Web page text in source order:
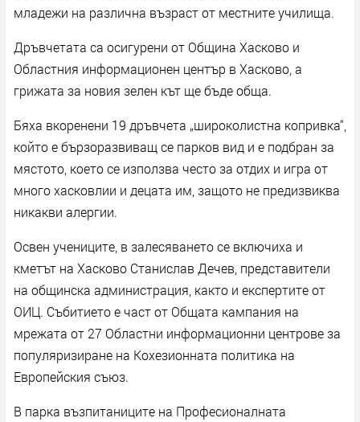
младежи на различна възраст от местните училища.
Дръвчетата са осигурени от Община Хасково и
Областния информационен център в Хасково, а
грижата за новия зелен кът ще бъде обща.
Бяха вкоренени 19 дръвчета „широколистна копривка“,
който е бързоразвиващ се парков вид и е подбран за
мястото, което се използва често за отдих и игра от
много хасковлии и децата им, защото не предизвиква
никакви алергии.
Освен учениците, в залесяването се включиха и
кметът на Хасково Станислав Дечев, представители
на общинска администрация, както и експертите от
ОИЦ. Събитието е част от Общата кампания на
мрежата от 27 Областни информационни центрове за
популяризиране на Кохезионната политика на
Европейския съюз.
В парка възпитаниците на Професионалната